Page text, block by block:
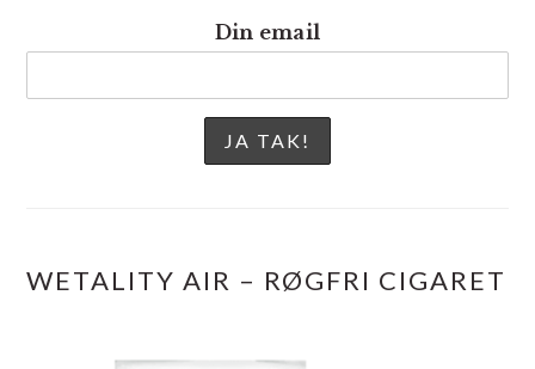
Din email
WETALITY AIR – RØGFRI CIGARET